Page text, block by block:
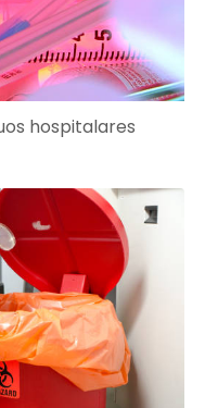
hospitalares